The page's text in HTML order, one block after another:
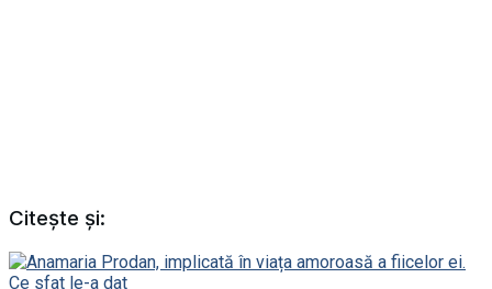
Citește și: